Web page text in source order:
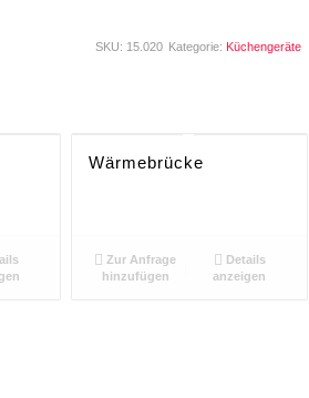
SKU: 15.020 Kategorie: Küchengeräte
Wärmebrücke
Zur Anfrage
hinzufügen
Details
anzeigen